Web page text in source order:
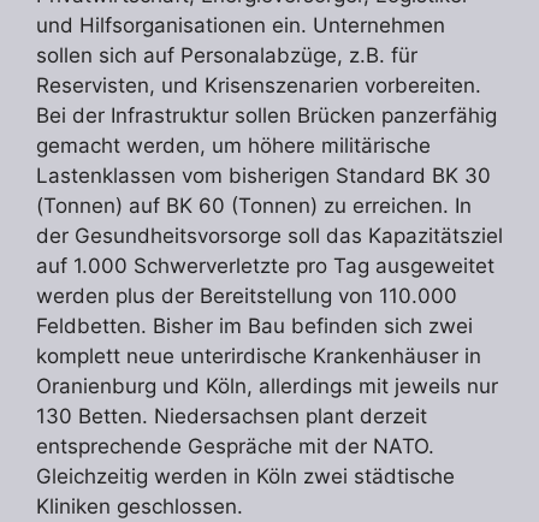
und Hilfsorganisationen ein. Unternehmen
sollen sich auf Personalabzüge, z.B. für
Reservisten, und Krisenszenarien vorbereiten.
Bei der Infrastruktur sollen Brücken panzerfähig
gemacht werden, um höhere militärische
Lastenklassen vom bisherigen Standard BK 30
(Tonnen) auf BK 60 (Tonnen) zu erreichen. In
der Gesundheitsvorsorge soll das Kapazitätsziel
auf 1.000 Schwerverletzte pro Tag ausgeweitet
werden plus der Bereitstellung von 110.000
Feldbetten. Bisher im Bau befinden sich zwei
komplett neue unterirdische Krankenhäuser in
Oranienburg und Köln, allerdings mit jeweils nur
130 Betten. Niedersachsen plant derzeit
entsprechende Gespräche mit der NATO.
Gleichzeitig werden in Köln zwei städtische
Kliniken geschlossen.